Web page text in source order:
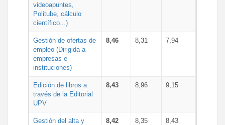
videoapuntes,
Politube, cálculo
científico...)
Gestión de ofertas de
empleo (Dirigida a
empresas e
instituciones)
8,46 8,31 7,94
Edición de libros a
través de la Editorial
UPV
8,43 8,96 9,15
Gestión del alta y
8,42 8,35 8,43